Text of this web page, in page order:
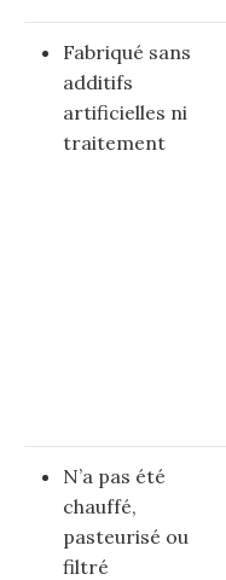
Fabriqué sans
additifs
artificielles ni
traitement
N’a pas été
chauffé,
pasteurisé ou
filtré